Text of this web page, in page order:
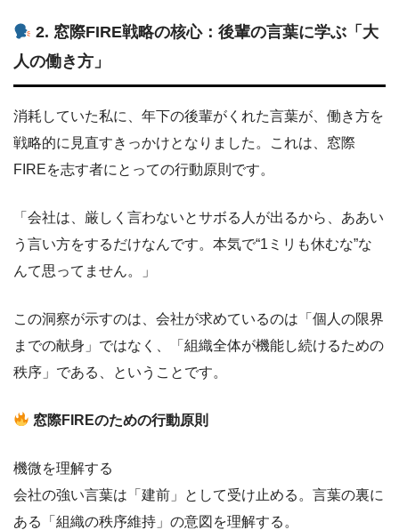
2. 窓際FIRE戦略の核心：後輩の言葉に学ぶ「大
人の働き方」
消耗していた私に、年下の後輩がくれた言葉が、働き方を
戦略的に見直すきっかけとなりました。これは、窓際
FIREを志す者にとっての行動原則です。
「会社は、厳しく言わないとサボる人が出るから、ああい
う言い方をするだけなんです。本気で“1ミリも休むな”な
んて思ってません。」
この洞察が示すのは、会社が求めているのは「個人の限界
までの献身」ではなく、「組織全体が機能し続けるための
秩序」である、ということです。
窓際FIREのための行動原則
機微を理解する
会社の強い言葉は「建前」として受け止める。言葉の裏に
ある「組織の秩序維持」の意図を理解する。